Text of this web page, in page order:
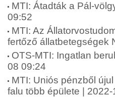
MTI: Átadták a Pál-
09:52
MTI: Az
fertőző állatbetegségek
OTS-MTI: Ingatlan
08 09:24
MTI: Uniós pénzből
falu több épülete |